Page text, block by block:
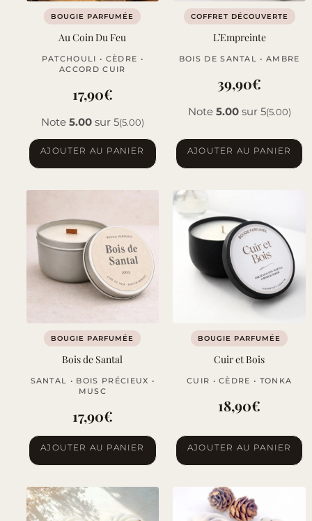
BOUGIE PARFUMÉE
Au Coin Du Feu
PATCHOULI • CÈDRE •
ACCORD CUIR
17,90€
Note 5.00sur 5(5.00)
AJOUTER AU PANIER
COFFRET DÉCOUVERTE
L’Empreinte
BOIS DE SANTAL • AMBRE
39,90€
Note 5.00sur 5(5.00)
AJOUTER AU PANIER
BOUGIE PARFUMÉE
Bois de Santal
SANTAL • BOIS PRÉCIEUX •
MUSC
17,90€
AJOUTER AU PANIER
BOUGIE PARFUMÉE
Cuir et Bois
CUIR • CÈDRE • TONKA
18,90€
AJOUTER AU PANIER